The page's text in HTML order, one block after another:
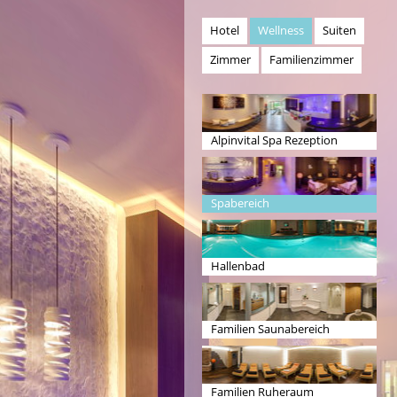
Hotel Wellness
Suiten
Zimmer
Familienzimmer
Alpinvital Spa Rezeption
Spabereich
Hallenbad
Familien Saunabereich
Familien Ruheraum